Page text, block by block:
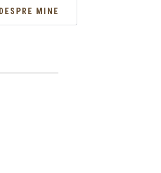
DESPRE MINE